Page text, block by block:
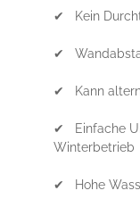
✔ Kein
✔
✔ Kann
✔ Einfache
Winterbetrieb
✔ Hohe